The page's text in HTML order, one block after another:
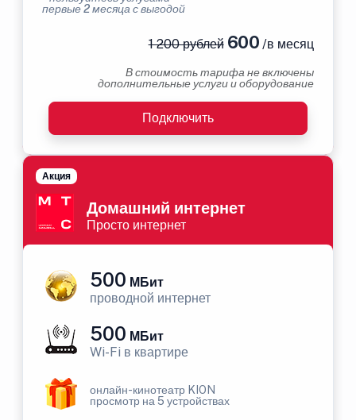
первые 2 месяца с выгодой
1 200 рублей600 /в месяц
В стоимость тарифа не включены
дополнительные услуги и оборудование
Подключить
Домашний интернет
Просто интернет
Акция
500 МБит
проводной интернет
500 МБит
Wi-Fi в квартире
онлайн-кинотеатр KION
просмотр на 5 устройствах